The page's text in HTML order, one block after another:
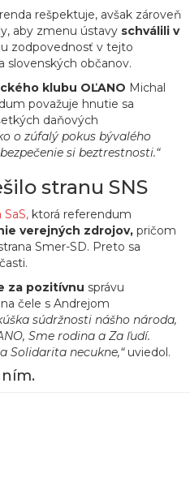
rešpektuje, avšak zároveň
aby zmenu ústavy schválili v
zodpovednosť v tejto
slovenských občanov.
klubu OĽANO Michal
považuje hnutie sa
daňových
o zúfalý pokus bývalého
si beztrestnosti.“
stranu SNS
ktorá referendum
verejných zdrojov, pričom
Smer-SD. Preto sa
za pozitívnu správu
na čele s Andrejom
súdržnosti nášho národa,
Sme rodina a Za ľudí.
Solidarita necukne,“ uviedol.